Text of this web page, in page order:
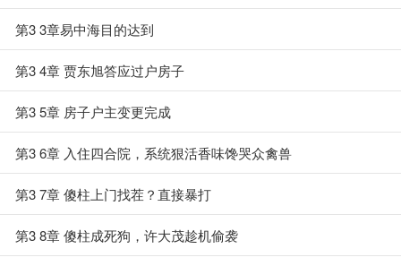
第3 3章易中海目的达到
第3 4章 贾东旭答应过户房子
第3 5章 房子户主变更完成
第3 6章 入住四合院，系统狠活香味馋哭众禽兽
第3 7章 傻柱上门找茬？直接暴打
第3 8章 傻柱成死狗，许大茂趁机偷袭